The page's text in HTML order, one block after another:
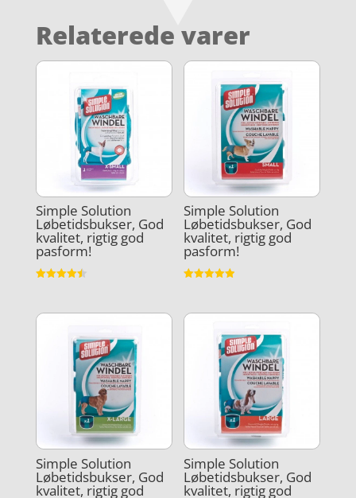
Relaterede varer
Simple Solution
Løbetidsbukser, God
kvalitet, rigtig god
pasform!
Simple Solution
Løbetidsbukser, God
kvalitet, rigtig god
pasform!
Simple Solution
Løbetidsbukser, God
kvalitet, rigtig god
Simple Solution
Løbetidsbukser, God
kvalitet, rigtig god